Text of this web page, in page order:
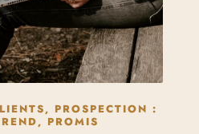
PROSPECTION :
PROMIS